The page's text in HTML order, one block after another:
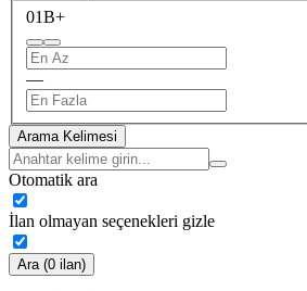
01B+
—
Arama Kelimesi
Otomatik ara
İlan olmayan seçenekleri gizle
Ara (0 ilan)